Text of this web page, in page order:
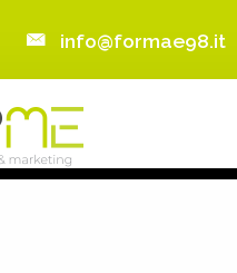
info@formae98.it